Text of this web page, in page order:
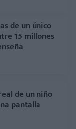
de un único
15 millones
de un niño
pantalla